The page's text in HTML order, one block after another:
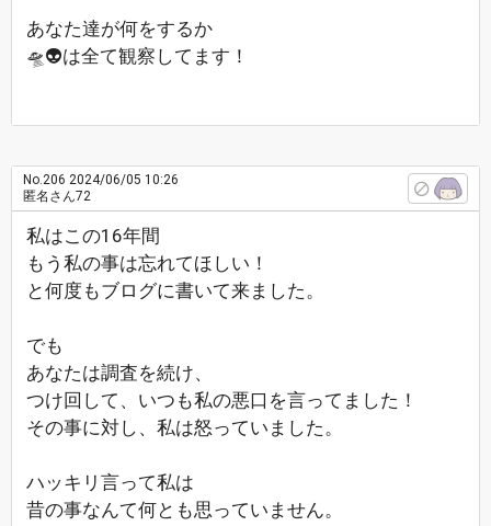
あなた達が何をするか
🛸👽は全て観察してます！
No.206 2024/06/05 10:26
匿名さん72
私はこの16年間
もう私の事は忘れてほしい！
と何度もブログに書いて来ました。
でも
あなたは調査を続け、
つけ回して、いつも私の悪口を言ってました！
その事に対し、私は怒っていました。
ハッキリ言って私は
昔の事なんて何とも思っていません。